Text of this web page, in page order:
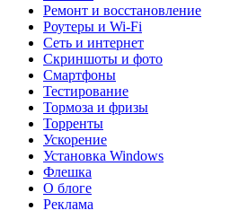
Ремонт и восстановление
Роутеры и Wi-Fi
Сеть и интернет
Скриншоты и фото
Смартфоны
Тестирование
Тормоза и фризы
Торренты
Ускорение
Установка Windows
Флешка
О блоге
Реклама